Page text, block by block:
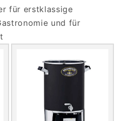
für erstklassige
und für